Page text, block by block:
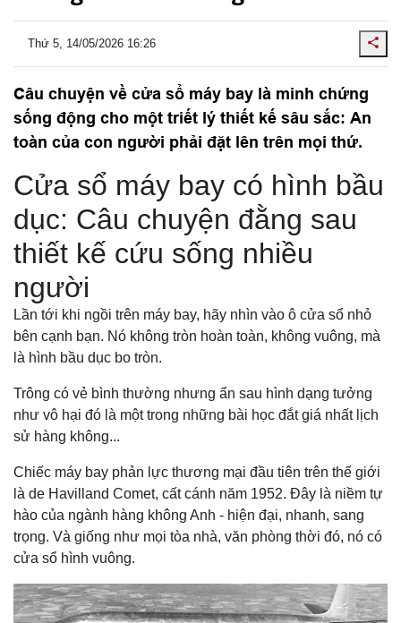
Thứ 5, 14/05/2026 16:26
Câu chuyện về cửa sổ máy bay là minh chứng
sống động cho một triết lý thiết kế sâu sắc: An
toàn của con người phải đặt lên trên mọi thứ.
Cửa sổ máy bay có hình bầu
dục: Câu chuyện đằng sau
thiết kế cứu sống nhiều
người
Lần tới khi ngồi trên máy bay, hãy nhìn vào ô cửa sổ nhỏ
bên cạnh bạn. Nó không tròn hoàn toàn, không vuông, mà
là hình bầu dục bo tròn.
Trông có vẻ bình thường nhưng ẩn sau hình dạng tưởng
như vô hại đó là một trong những bài học đắt giá nhất lịch
sử hàng không...
Chiếc máy bay phản lực thương mại đầu tiên trên thế giới
là de Havilland Comet, cất cánh năm 1952. Đây là niềm tự
hào của ngành hàng không Anh - hiện đại, nhanh, sang
trọng. Và giống như mọi tòa nhà, văn phòng thời đó, nó có
cửa sổ hình vuông.